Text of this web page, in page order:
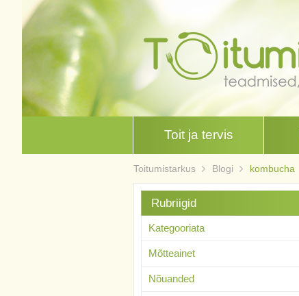
Toit ja tervis
Toitumistarkus Blogi kombucha
Rubriigid
Kategooriata
Mõtteainet
Nõuanded